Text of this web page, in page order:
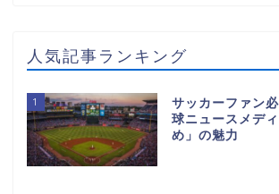
人気記事ランキング
1
サッカーファン
球ニュースメデ
め」の魅力